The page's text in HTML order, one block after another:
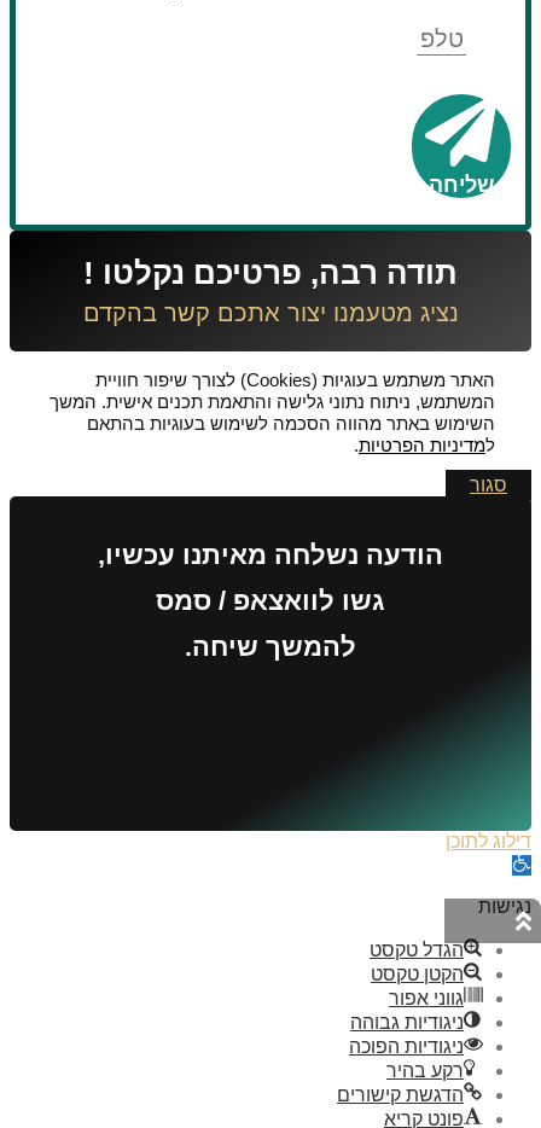
שליחה
תודה רבה, פרטיכם נקלטו !
נציג מטעמנו יצור אתכם קשר בהקדם
האתר משתמש בעוגיות (Cookies) לצורך שיפור חוויית
המשתמש, ניתוח נתוני גלישה והתאמת תכנים אישית. המשך
השימוש באתר מהווה הסכמה לשימוש בעוגיות בהתאם
למדיניות הפרטיות.
סגור
הודעה נשלחה מאיתנו עכשיו,
גשו לוואצאפ / סמס
להמשך שיחה.
דילוג לתוכן
פתח
נגישות
נגישות
הגדל טקסט
הקטן טקסט
גווני אפור
ניגודיות גבוהה
ניגודיות הפוכה
רקע בהיר
הדגשת קישורים
פונט קריא